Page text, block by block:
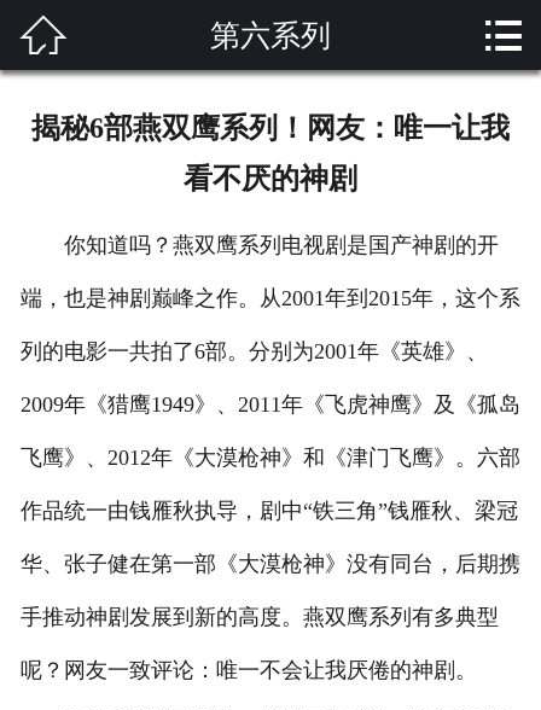
成功案例
技术支持
客户留言
联系我们
 第六系列 
揭秘6部燕双鹰系列！网友：唯一让我
看不厌的神剧
你知道吗？燕双鹰系列电视剧是国产神剧的开
端，也是神剧巅峰之作。从2001年到2015年，这个系
列的电影一共拍了6部。分别为2001年《英雄》、
2009年《猎鹰1949》、2011年《飞虎神鹰》及《孤岛
飞鹰》、2012年《大漠枪神》和《津门飞鹰》。六部
作品统一由钱雁秋执导，剧中“铁三角”钱雁秋、梁冠
华、张子健在第一部《大漠枪神》没有同台，后期携
手推动神剧发展到新的高度。燕双鹰系列有多典型
呢？网友一致评论：唯一不会让我厌倦的神剧。